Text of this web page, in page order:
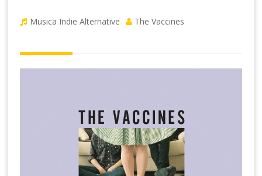
Musica Indie Alternative The Vaccines